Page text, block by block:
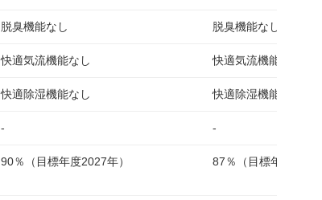
脱臭機能なし
快適気流機能なし
快適除湿機能なし
-
90％（目標年度2027年）
脱臭機能なし
快適気流機能あり
快適除湿機能なし
-
87％（目標年度2027